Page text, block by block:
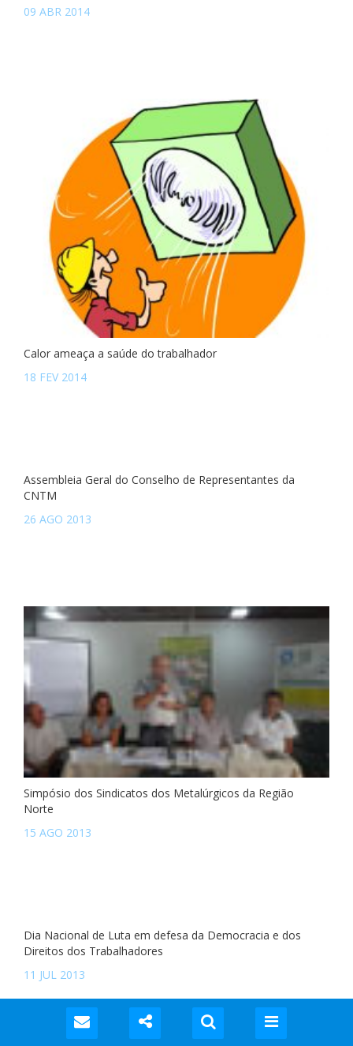
09 ABR 2014
Calor ameaça a saúde do trabalhador
18 FEV 2014
Assembleia Geral do Conselho de Representantes da
CNTM
26 AGO 2013
Simpósio dos Sindicatos dos Metalúrgicos da Região
Norte
15 AGO 2013
Dia Nacional de Luta em defesa da Democracia e dos
Direitos dos Trabalhadores
11 JUL 2013